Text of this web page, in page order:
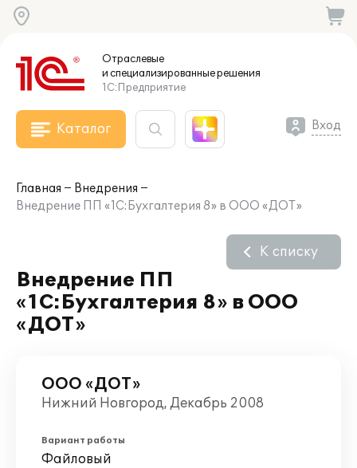
Отраслевые
и специализированныерешения
1С:Предприятие
Каталог Вход
Главная
Внедрения
Внедрение ПП «1С:Бухгалтерия 8» в ООО «ДОТ»
Внедрение ПП
«1С:Бухгалтерия 8» в ООО
«ДОТ»
К списку
ООО «ДОТ»
Нижний Новгород, Декабрь 2008
Вариант работы
Файловый